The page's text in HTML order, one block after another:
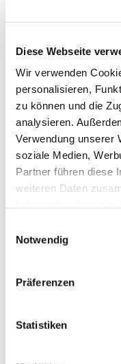
Diese Webseite
Wir verwenden
personalisieren,
zu können und die
analysieren.
Verwendung unserer
soziale Medien,
Partner führen diese
weiteren Daten
Notwendig
Präferenzen
Statistiken
Hl. Kreuz,